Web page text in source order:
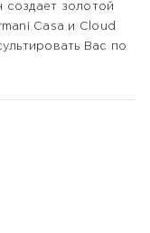
золотой
Casa и Cloud
Вас по